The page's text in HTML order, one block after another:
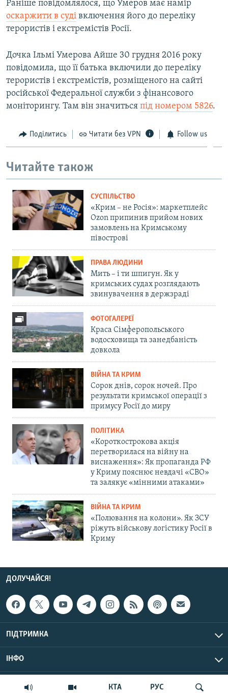
КТА РУС
Раніше повідомлялося, що Умеров має намір
оскаржити в суді включення його до переліку
терористів і екстремістів Росії.
Дочка Ільмі Умерова Айше 30 грудня 2016 року
повідомила, що її батька включили до переліку
терористів і екстремістів, розміщеного на сайті
російської Федеральної служби з фінансового
моніторингу. Там він значиться під номером 5826.
Поділитись Читати без VPN Follow us
Читайте також
СУСПІЛЬСТВО
«Крим – не Росія»: маркетплейс
Ozon припинив прийом нових
замовлень на Кримському
півострові
ПРАВА ЛЮДИНИ
Мить – і ти шпигун. Як у
кримських судах розглядають
звинувачення в держзраді
ФОТОГАЛЕРЕЇ
Краса Сімферопольського
водосховища та занедбаність
довкола
ВІЙНА ТА КРИМ
Сорок днів, сорок ночей. Про
результати кримської операції з
примусу Росії до миру
ПОЛІТИКА
«Короткострокова акція
перетворилася на війну на
виснаження»: Як пропаганда РФ
у Криму пояснює невдачі «СВО»
та залякує «мінними атаками»
ВІЙНА ТА КРИМ
«Полювання на колони». Як ЗСУ
ріжуть військову логістику Росії в
Криму
ДОЛУЧАЙСЯ!
ПІДТРИМКА
ІНФО
© Крим.Реалії, 2026 | Усі права застережено.